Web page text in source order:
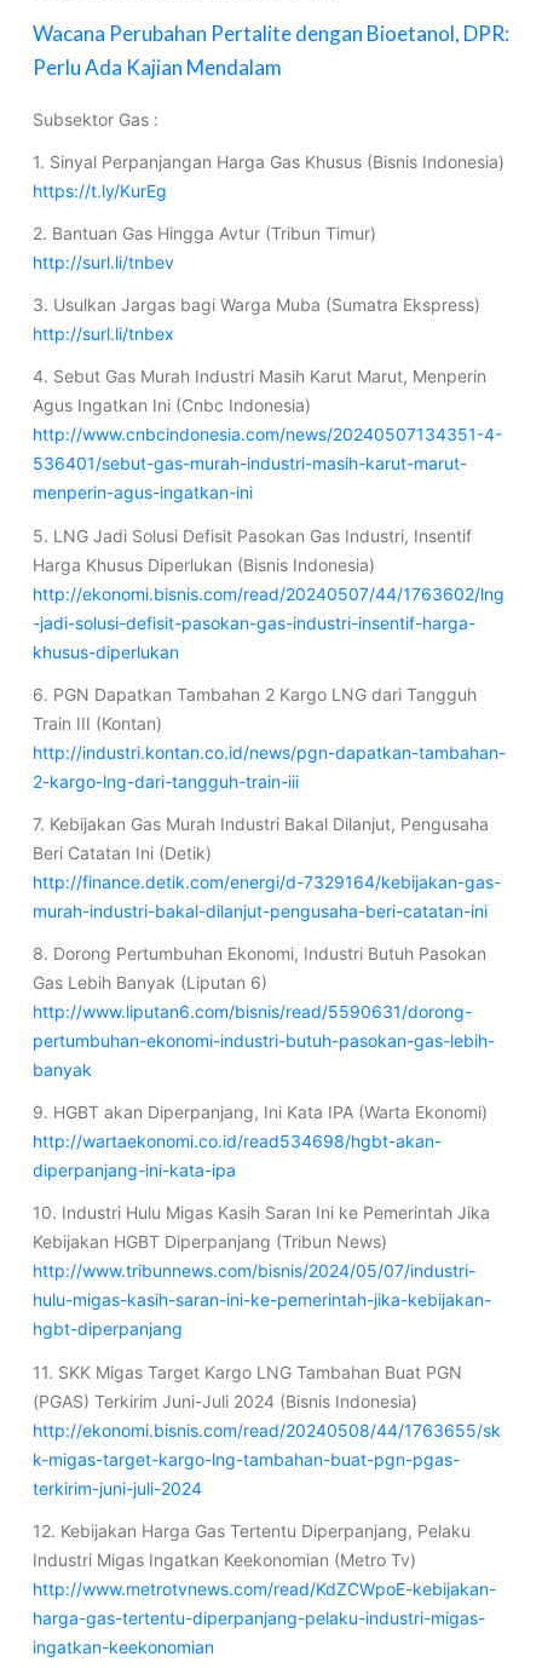
Wacana Perubahan Pertalite dengan Bioetanol, DPR:
Perlu Ada Kajian Mendalam
Subsektor Gas :
1. Sinyal Perpanjangan Harga Gas Khusus (Bisnis Indonesia)
https://t.ly/KurEg
2. Bantuan Gas Hingga Avtur (Tribun Timur)
http://surl.li/tnbev
3. Usulkan Jargas bagi Warga Muba (Sumatra Ekspress)
http://surl.li/tnbex
4. Sebut Gas Murah Industri Masih Karut Marut, Menperin
Agus Ingatkan Ini (Cnbc Indonesia)
http://www.cnbcindonesia.com/news/20240507134351-4-
536401/sebut-gas-murah-industri-masih-karut-marut-
menperin-agus-ingatkan-ini
5. LNG Jadi Solusi Defisit Pasokan Gas Industri, Insentif
Harga Khusus Diperlukan (Bisnis Indonesia)
http://ekonomi.bisnis.com/read/20240507/44/1763602/lng
-jadi-solusi-defisit-pasokan-gas-industri-insentif-harga-
khusus-diperlukan
6. PGN Dapatkan Tambahan 2 Kargo LNG dari Tangguh
Train III (Kontan)
http://industri.kontan.co.id/news/pgn-dapatkan-tambahan-
2-kargo-lng-dari-tangguh-train-iii
7. Kebijakan Gas Murah Industri Bakal Dilanjut, Pengusaha
Beri Catatan Ini (Detik)
http://finance.detik.com/energi/d-7329164/kebijakan-gas-
murah-industri-bakal-dilanjut-pengusaha-beri-catatan-ini
8. Dorong Pertumbuhan Ekonomi, Industri Butuh Pasokan
Gas Lebih Banyak (Liputan 6)
http://www.liputan6.com/bisnis/read/5590631/dorong-
pertumbuhan-ekonomi-industri-butuh-pasokan-gas-lebih-
banyak
9. HGBT akan Diperpanjang, Ini Kata IPA (Warta Ekonomi)
http://wartaekonomi.co.id/read534698/hgbt-akan-
diperpanjang-ini-kata-ipa
10. Industri Hulu Migas Kasih Saran Ini ke Pemerintah Jika
Kebijakan HGBT Diperpanjang (Tribun News)
http://www.tribunnews.com/bisnis/2024/05/07/industri-
hulu-migas-kasih-saran-ini-ke-pemerintah-jika-kebijakan-
hgbt-diperpanjang
11. SKK Migas Target Kargo LNG Tambahan Buat PGN
(PGAS) Terkirim Juni-Juli 2024 (Bisnis Indonesia)
http://ekonomi.bisnis.com/read/20240508/44/1763655/sk
k-migas-target-kargo-lng-tambahan-buat-pgn-pgas-
terkirim-juni-juli-2024
12. Kebijakan Harga Gas Tertentu Diperpanjang, Pelaku
Industri Migas Ingatkan Keekonomian (Metro Tv)
http://www.metrotvnews.com/read/KdZCWpoE-kebijakan-
harga-gas-tertentu-diperpanjang-pelaku-industri-migas-
ingatkan-keekonomian